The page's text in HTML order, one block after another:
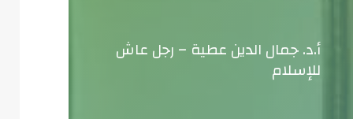
أ.د. جمال الدين عطية – رجل عاش
للإسلام